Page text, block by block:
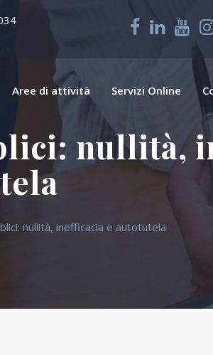
Aree di attività Servizi Online
nullità,
nullità, inefficacia e autotutela